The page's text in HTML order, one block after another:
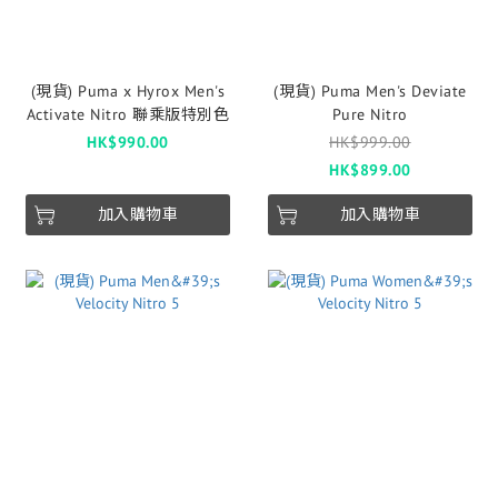
(現貨) Puma x Hyrox Men's
Activate Nitro 聯乘版特別色
HK$990.00
加入購物車
(現貨) Puma Men's Deviate
Pure Nitro
HK$999.00
HK$899.00
加入購物車